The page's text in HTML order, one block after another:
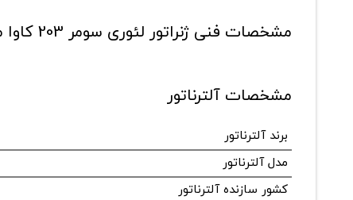
مشخصات فنی ژنراتور لئوری سومر 203 کاوا مدل LSA-46.2M3
مشخصات آلترناتور
برند آلترناتور
مدل آلترناتور
کشور سازنده آلترناتور